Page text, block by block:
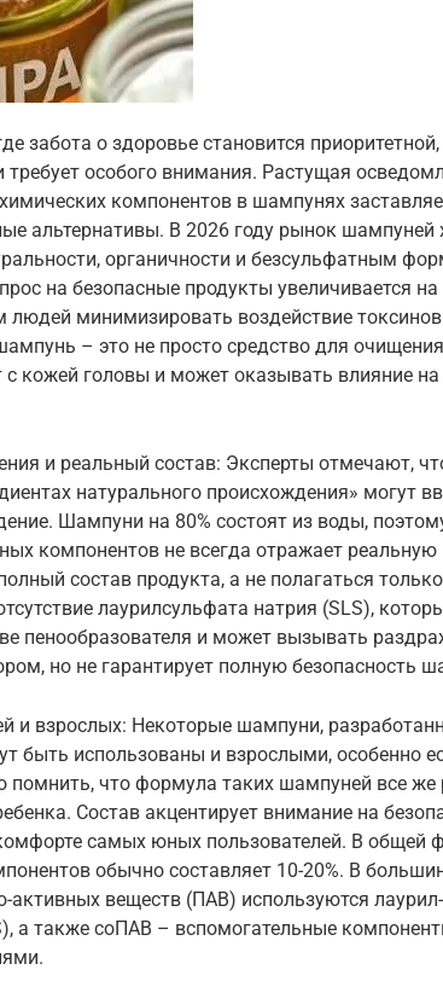
забота о здоровье становится
требует особого внимания. Растущая
компонентов в шампунях
альтернативы. В 2026 году рынок шампуней
органичности и безсульфатным
на безопасные продукты увеличивается на
людей минимизировать воздействие
– это не просто средство для
с кожей головы и может оказывать влияние
и реальный состав: Эксперты отмечают,
натурального происхождения» могут
Шампуни на 80% состоят из воды,
компонентов не всегда отражает
состав продукта, а не полагаться
лаурилсульфата натрия (SLS),
пенообразователя и может вызывать
но не гарантирует полную безопасность
и взрослых: Некоторые шампуни,
быть использованы и взрослыми, особенно
помнить, что формула таких шампуней все же
Состав акцентирует внимание на
самых юных пользователей. В общей
обычно составляет 10-20%. В
активных веществ (ПАВ) используются
а также соПАВ – вспомогательные